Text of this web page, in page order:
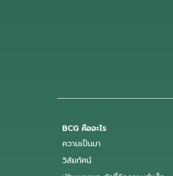
BCG คืออะไร
ความเป็นมา
วิสัยทัศน์